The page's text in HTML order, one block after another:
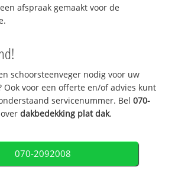
afspraak gemaakt voor de
schoorsteenveger nodig voor uw
Ook voor een offerte en/of advies kunt
servicenummer. Bel070-
overdakbedekking plat dak.
070-2092008